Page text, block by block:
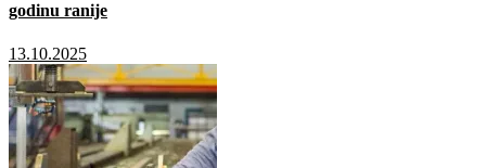
godinu ranije
13.10.2025